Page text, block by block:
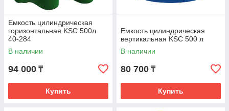
Емкость цилиндрическая
горизонтальная KSC 500л
40-284
В наличии
94 000 ₸
Купить
Емкость цилиндрическая
вертикальная KSC 500 л
В наличии
80 700 ₸
Купить